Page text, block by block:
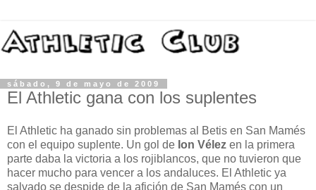
sábado, 9 de mayo de 2009
El Athletic gana con los suplentes
El Athletic ha ganado sin problemas al Betis en San Mamés
con el equipo suplente. Un gol de Ion Vélez en la primera
parte daba la victoria a los rojiblancos, que no tuvieron que
hacer mucho para vencer a los andaluces. El Athletic ya
salvado se despide de la afición de San Mamés con un